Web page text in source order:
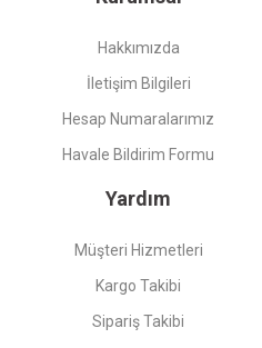
Hakkımızda
İletişim Bilgileri
Hesap Numaralarımız
Havale Bildirim Formu
Yardım
Müşteri Hizmetleri
Kargo Takibi
Sipariş Takibi